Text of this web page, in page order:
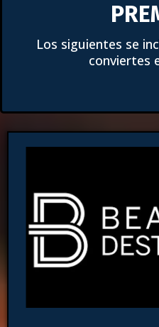
Los siguientes se
conviertes